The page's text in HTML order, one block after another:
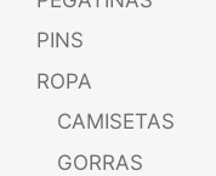
PINS
ROPA
CAMISETAS
GORRAS